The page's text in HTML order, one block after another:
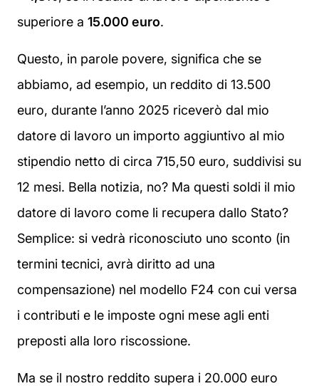
superiore a 15.000 euro.
Questo, in parole povere, significa che se
abbiamo, ad esempio, un reddito di 13.500
euro, durante l’anno 2025 riceverò dal mio
datore di lavoro un importo aggiuntivo al mio
stipendio netto di circa 715,50 euro, suddivisi su
12 mesi. Bella notizia, no? Ma questi soldi il mio
datore di lavoro come li recupera dallo Stato?
Semplice: si vedrà riconosciuto uno sconto (in
termini tecnici, avrà diritto ad una
compensazione) nel modello F24 con cui versa
i contributi e le imposte ogni mese agli enti
preposti alla loro riscossione.
Ma se il nostro reddito supera i 20.000 euro